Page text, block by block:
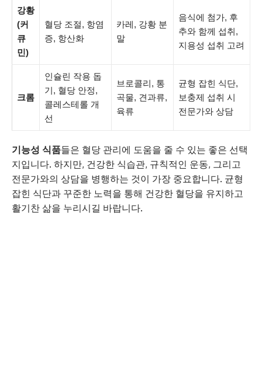
강황
(커
큐
민)
혈당 조절, 항염
증, 항산화
카레, 강황 분
말
음식에 첨가, 후
추와 함께 섭취,
지용성 섭취 고려
크롬
인슐린 작용 돕
기, 혈당 안정,
콜레스테롤 개
선
브로콜리, 통
곡물, 견과류,
육류
균형 잡힌 식단,
보충제 섭취 시
전문가와 상담
기능성 식품들은 혈당 관리에 도움을 줄 수 있는 좋은 선택
지입니다. 하지만, 건강한 식습관, 규칙적인 운동, 그리고
전문가와의 상담을 병행하는 것이 가장 중요합니다. 균형
잡힌 식단과 꾸준한 노력을 통해 건강한 혈당을 유지하고
활기찬 삶을 누리시길 바랍니다.